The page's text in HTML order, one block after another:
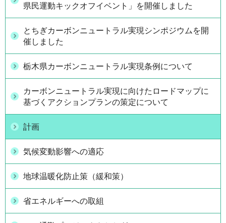
県民運動キックオフイベント」を開催しました
とちぎカーボンニュートラル実現シンポジウムを開
催しました
栃木県カーボンニュートラル実現条例について
カーボンニュートラル実現に向けたロードマップに
基づくアクションプランの策定について
計画
気候変動影響への適応
地球温暖化防止策（緩和策）
省エネルギーへの取組